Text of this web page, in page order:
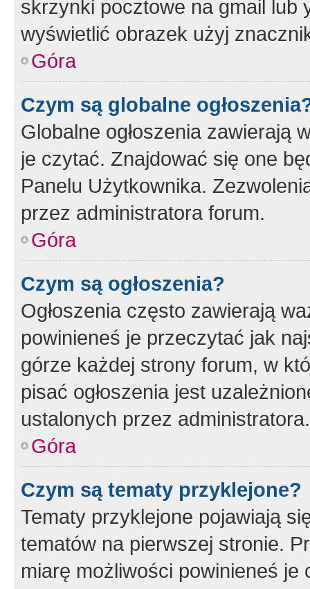
skrzynki pocztowe na gmail lub
wyświetlić obrazek użyj
Góra
Czym są globalne
Globalne ogłoszenia zawierają
je czytać. Znajdować się one
Panelu Użytkownika.
przez administratora forum.
Góra
Czym są ogłoszenia?
Ogłoszenia często zawierają
powinieneś je przeczytać jak
górze każdej strony forum, w
pisać ogłoszenia jest
ustalonych przez administratora.
Góra
Czym są tematy przyklejone?
Tematy przyklejone pojawiają
tematów na pierwszej stronie.
miarę możliwości powinieneś je